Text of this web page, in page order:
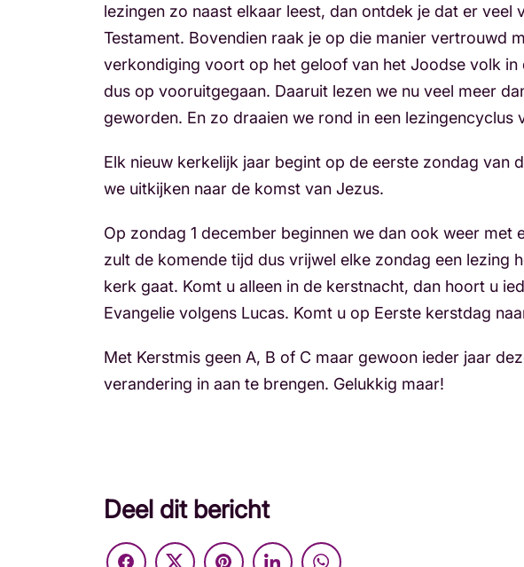
lezingen zo naast elkaar leest, dan ontdek je dat er
Testament. Bovendien raak je op die manier vertrouwd
verkondiging voort op het geloof van het Joodse volk in
dus op vooruitgegaan. Daaruit lezen we nu veel meer
geworden. En zo draaien we rond in een lezingencyclus
Elk nieuw kerkelijk jaar begint op de eerste zondag van
we uitkijken naar de komst van Jezus.
Op zondag 1 december beginnen we dan ook weer met
zult de komende tijd dus vrijwel elke zondag een lezing
kerk gaat. Komt u alleen in de kerstnacht, dan hoort u
Evangelie volgens Lucas. Komt u op Eerste kerstdag
Met Kerstmis geen A, B of C maar gewoon ieder jaar
verandering in aan te brengen. Gelukkig maar!
Deel dit bericht